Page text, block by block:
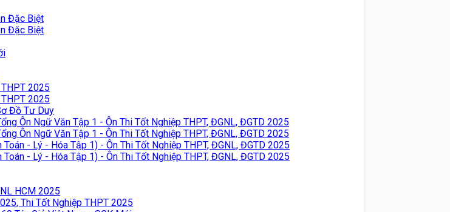
Đặc Biệt
Đặc Biệt
2025
2025
Đồ Tư Duy
Ôn Ngữ Văn Tập 1 - Ôn Thi Tốt Nghiệp THPT, ĐGNL, ĐGTD 2025
Ôn Ngữ Văn Tập 1 - Ôn Thi Tốt Nghiệp THPT, ĐGNL, ĐGTD 2025
- Lý - Hóa Tập 1) - Ôn Thi Tốt Nghiệp THPT, ĐGNL, ĐGTD 2025
- Lý - Hóa Tập 1) - Ôn Thi Tốt Nghiệp THPT, ĐGNL, ĐGTD 2025
HCM 2025
Thi Tốt Nghiệp THPT 2025